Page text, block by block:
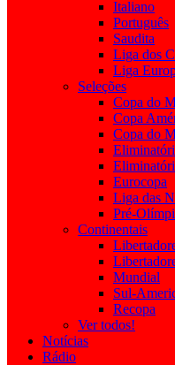
Italiano
Português
Saudita
Liga dos
Liga
Seleções
Copa do
Copa
Copa do
Eurocopa
Liga das
Pré-
Continentais
Mundial
Sul-
Recopa
Ver todos!
Notícias
Rádio